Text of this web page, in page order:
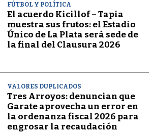
FÚTBOL Y POLÍTICA
El acuerdo Kicillof – Tapia
muestra sus frutos: el Estadio
Único de La Plata será sede de
la final del Clausura 2026
VALORES DUPLICADOS
Tres Arroyos: denuncian que
Garate aprovecha un error en
la ordenanza fiscal 2026 para
engrosar la recaudación